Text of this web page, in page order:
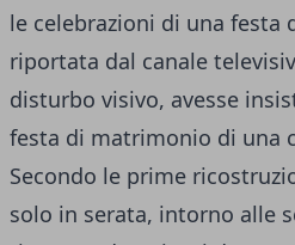
le celebrazioni di una
riportata dal canale
disturbo visivo, avesse
festa di matrimonio di una
Secondo le prime
solo in serata, intorno alle